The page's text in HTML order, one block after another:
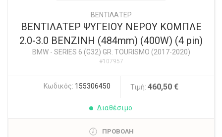
ΒΕΝΤΙΛΑΤΕΡ
ΒΕΝΤΙΛΑΤΕΡ ΨΥΓΕΙΟΥ ΝΕΡΟΥ ΚΟΜΠΛΕ
2.0-3.0 ΒΕΝΖΙΝΗ (484mm) (400W) (4 pin)
BMW- SERIES 6 (G32) GR. TOURISMO (2017-2020)
#107957
Κωδικός: 155306450 Τιμή: 460,50 €
Διαθέσιμο
ΠΡΟΒΟΛΗ